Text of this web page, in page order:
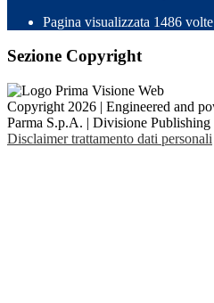
Pagina visualizzata 1486 volte
Sezione Copyright
Copyright 2026 | Engineered and
Parma S.p.A. | Divisione
Disclaimer trattamento dati personali